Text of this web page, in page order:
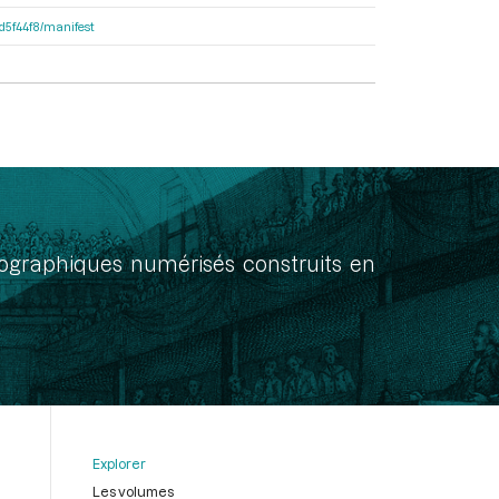
manifest
numérisés construits en
Explorer
Les volumes